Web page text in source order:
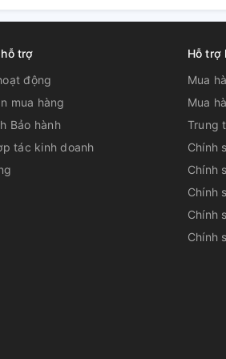
trợ
động
mua hàng
Bảo hành
tác kinh doanh
Hỗ trợ
Mua
Mua
Trung
Chính
Chính
Chính
Chính
Chính